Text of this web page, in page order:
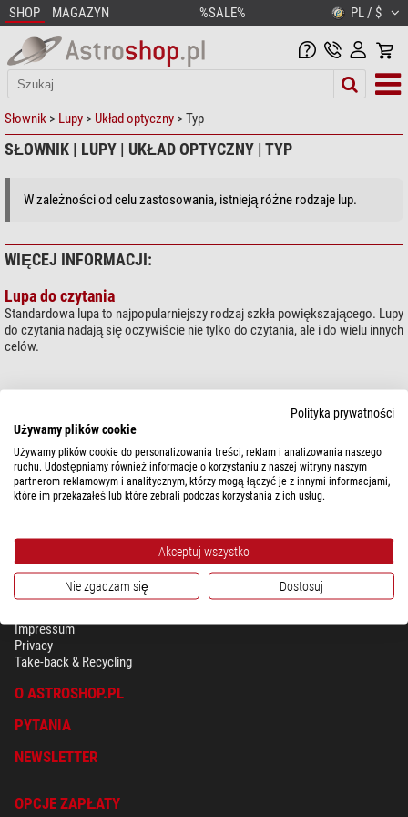
SHOP MAGAZYN %SALE% PL / $
Słownik > Lupy > Układ optyczny > Typ
SŁOWNIK | LUPY | UKŁAD OPTYCZNY | TYP
W zależności od celu zastosowania, istnieją różne rodzaje lup.
WIĘCEJ INFORMACJI:
Lupa do czytania
Standardowa lupa to najpopularniejszy rodzaj szkła powiększającego. Lupy
do czytania nadają się oczywiście nie tylko do czytania, ale i do wielu innych
celów.
BEZPIECZEŃSTWO & OCHRONA DANYCH OSOBISTYCH
Impressum
Privacy
Take-back & Recycling
O ASTROSHOP.PL
PYTANIA
NEWSLETTER
OPCJE ZAPŁATY
Polityka prywatności
Używamy plików cookie
Używamy plików cookie do personalizowania treści, reklam i analizowania naszego
ruchu. Udostępniamy również informacje o korzystaniu z naszej witryny naszym
partnerom reklamowym i analitycznym, którzy mogą łączyć je z innymi informacjami,
które im przekazałeś lub które zebrali podczas korzystania z ich usług.
Akceptuj wszystko
Nie zgadzam się Dostosuj